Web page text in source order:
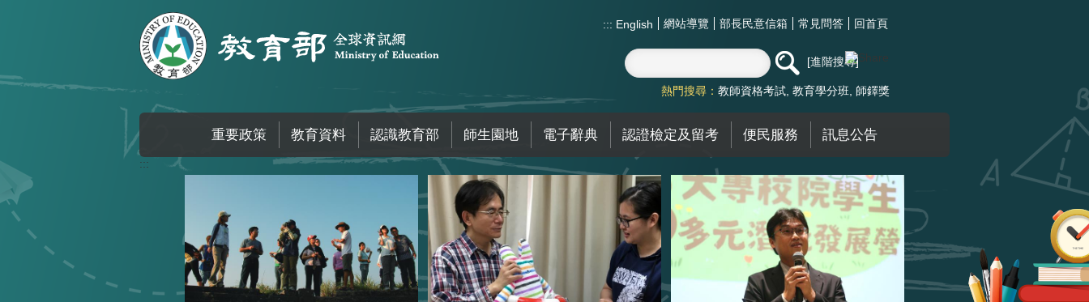
::: English 網站導覽 部長民意信箱 常見問答 回首頁
進階搜尋
熱門搜尋： 教師資格考試 教育學分班 師鐸獎
重要政策 教育資料 認識教育部 師生園地 電子辭典 認證檢定及留考 便民服務 訊息公告
:::